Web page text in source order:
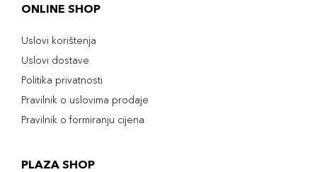
ONLINE SHOP
Uslovi korištenja
Uslovi dostave
Politika privatnosti
Pravilnik o uslovima prodaje
Pravilnik o formiranju cijena
PLAZA SHOP